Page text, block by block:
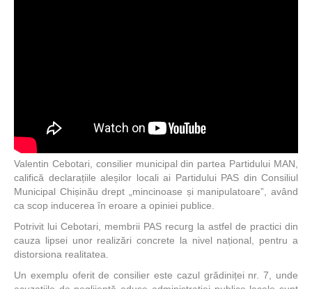
Valentin Cebotari, consilier municipal din partea Partidului MAN,
califică declarațiile aleșilor locali ai Partidului PAS din Consiliul
Municipal Chișinău drept „mincinoase și manipulatoare”, având
ca scop inducerea în eroare a opiniei publice.
Potrivit lui Cebotari, membrii PAS recurg la astfel de practici din
cauza lipsei unor realizări concrete la nivel național, pentru a
distorsiona realitatea.
Un exemplu oferit de consilier este cazul grădiniței nr. 7, unde